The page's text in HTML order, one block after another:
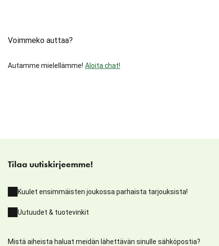
Voimmeko auttaa?
Autamme mielellämme! Aloita chat!
Tilaa uutiskirjeemme!
Kuulet ensimmäisten joukossa parhaista tarjouksista!
Uutuudet & tuotevinkit
Mistä aiheista haluat meidän lähettävän sinulle sähköpostia?